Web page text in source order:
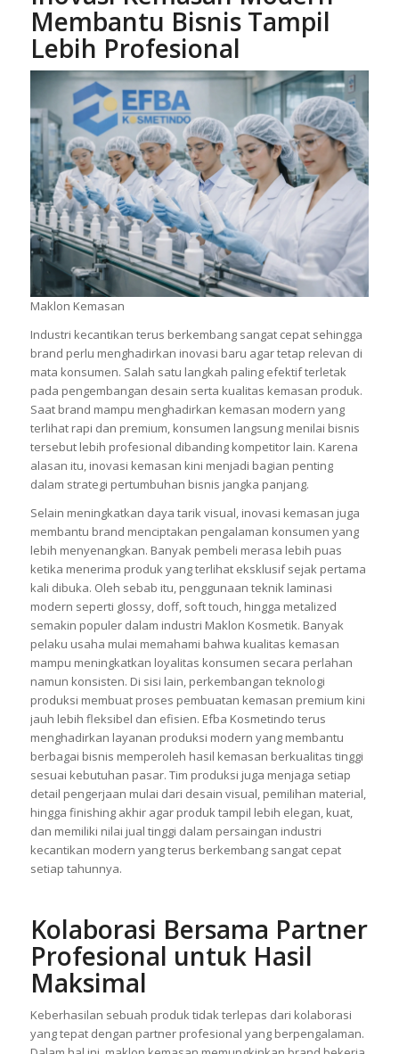
Inovasi Kemasan Modern
Membantu Bisnis Tampil
Lebih Profesional
Maklon Kemasan
Industri kecantikan terus berkembang sangat cepat sehingga
brand perlu menghadirkan inovasi baru agar tetap relevan di
mata konsumen. Salah satu langkah paling efektif terletak
pada pengembangan desain serta kualitas kemasan produk.
Saat brand mampu menghadirkan kemasan modern yang
terlihat rapi dan premium, konsumen langsung menilai bisnis
alasan itu, inovasi kemasan kini menjadi bagian penting
dalam strategi pertumbuhan bisnis jangka panjang.
Selain meningkatkan daya tarik visual, inovasi kemasan juga
membantu brand menciptakan pengalaman konsumen yang
lebih menyenangkan. Banyak pembeli merasa lebih puas
ketika menerima produk yang terlihat eksklusif sejak pertama
kali dibuka. Oleh sebab itu, penggunaan teknik laminasi
modern seperti glossy, doff, soft touch, hingga metalized
semakin populer dalam industri Maklon Kosmetik. Banyak
pelaku usaha mulai memahami bahwa kualitas kemasan
mampu meningkatkan loyalitas konsumen secara perlahan
namun konsisten. Di sisi lain, perkembangan teknologi
produksi membuat proses pembuatan kemasan premium kini
jauh lebih fleksibel dan efisien. Efba Kosmetindo terus
menghadirkan layanan produksi modern yang membantu
berbagai bisnis memperoleh hasil kemasan berkualitas tinggi
sesuai kebutuhan pasar. Tim produksi juga menjaga setiap
detail pengerjaan mulai dari desain visual, pemilihan material,
hingga finishing akhir agar produk tampil lebih elegan, kuat,
setiap tahunnya.
Kolaborasi Bersama Partner
Profesional untuk Hasil
Maksimal